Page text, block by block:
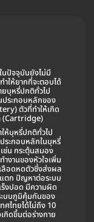
นปัจจุบันยังไม่มี
ให้ยากที่จะตอบได้
ยบุหรี่ปกติทั่วไป
ระกอบหลักของ
ตัวที่ทำให้เกิด
(Cartridge)
ห้บุหรี่ปกติทั่วไป
ระกอบหลักในบุหรี่
ช่น กระตุ้นสมอง
ำงานของหัวใจเพิ่ม
เลือดหดตัวซึ่งส่งผล
ตก ปัญหาต่อระบบ
ร็งปอด มีความผิด
บบภูมิคุ้มกันของ
ศไทยได้ไม่ถึง 10
กิดขึ้นต่อร่างกาย